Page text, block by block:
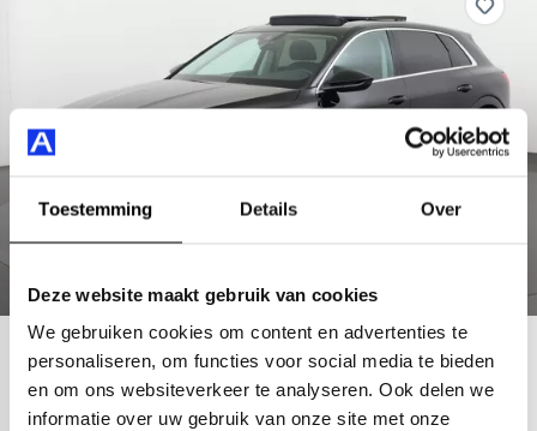
Toestemming Details Over
Deze website maakt gebruik van cookies
We gebruiken cookies om content en advertenties te
personaliseren, om functies voor social media te bieden
en om ons websiteverkeer te analyseren. Ook delen we
informatie over uw gebruik van onze site met onze
Audi e-tron
55 quattro Advanced 95 kWh